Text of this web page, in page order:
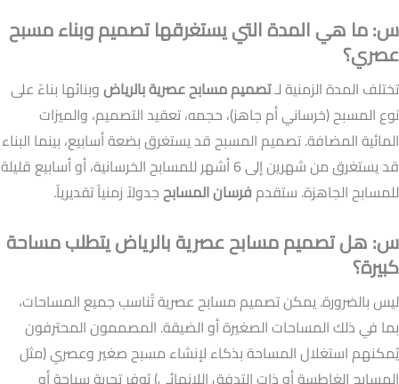
س: ما هي المدة التي يستغرقها تصميم وبناء مسبح
عصري؟
تختلف المدة الزمنية لـتصميم مسابح عصرية بالرياضوبنائها بناءً على
نوع المسبح (خرساني أم جاهز)، حجمه، تعقيد التصميم، والميزات
المائية المضافة. تصميم المسبح قد يستغرق بضعة أسابيع، بينما البناء
قد يستغرق من شهرين إلى 6 أشهر للمسابح الخرسانية، أو أسابيع قليلة
للمسابح الجاهزة. ستقدمفرسان المسابحجدولاً زمنياً تقديرياً.
س: هل تصميم مسابح عصرية بالرياض يتطلب مساحة
كبيرة؟
ليس بالضرورة. يمكن تصميم مسابح عصرية تُناسب جميع المساحات،
بما في ذلك المساحات الصغيرة أو الضيقة. المصممون المحترفون
يُمكنهم استغلال المساحة بذكاء لإنشاء مسبح صغير وعصري (مثل
المسابح الغاطسة أو ذات التدفق اللانهائي) يُوفر تجربة سباحة أو